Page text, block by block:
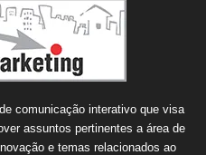
comunicação interativo que visa
assuntos pertinentes a área de
e temas relacionados ao